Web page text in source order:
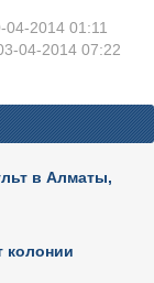
04-2014 01:11
04-2014 07:22
в Алматы,
колонии